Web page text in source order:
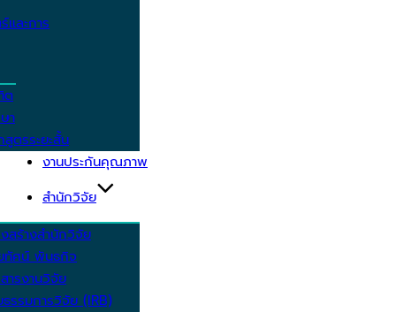
ละการ
ต
า
ตรระยะสั้น
งานประกันคุณภาพ
สำนักวิจัย
สร้างสำนักวิจัย
ทัศน์ พันธกิจ
ารงานวิจัย
รรมการวิจัย (IRB)